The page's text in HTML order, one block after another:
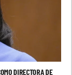
DIRECTORA DE